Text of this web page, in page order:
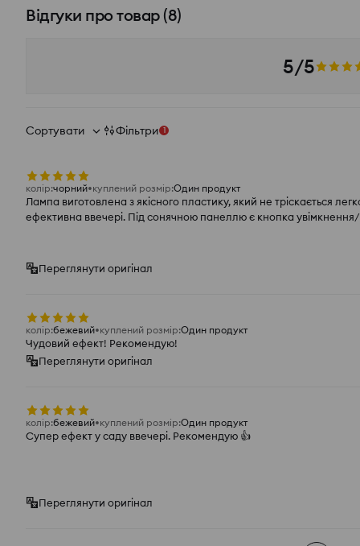
Відгуки про товар(8)
5/5
Сортувати Фільтри 1
колір:чорний куплений розмір:Один продукт
Лампа виготовлена з якісного пластику, який не тріскається
ефективна ввечері. Під сонячною панеллю є кнопка
Переглянути оригінал
колір:бежевий куплений розмір:Один продукт
Чудовий ефект! Рекомендую!
Переглянути оригінал
колір:бежевий куплений розмір:Один продукт
Супер ефект у саду ввечері. Рекомендую 👍️
Переглянути оригінал